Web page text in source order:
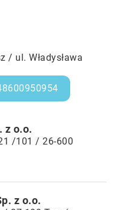
/ ul. Władysława
z o.o.
/101 / 26-600
z o.o.